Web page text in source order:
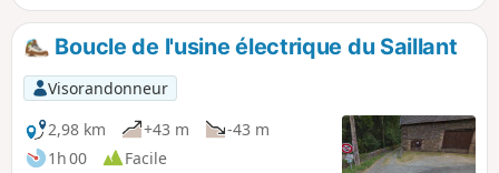
Boucle de l'usine électrique du Saillant
Visorandonneur
2,98 km
+43 m
-43 m
1h 00
Facile